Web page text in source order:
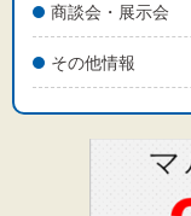
商談会・展示会
その他情報